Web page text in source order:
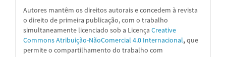
Autores mantêm os direitos autorais e concedem à revista
o direito de primeira publicação, com o trabalho
simultaneamente licenciado sob a Licença Creative
Commons Atribuição-NãoComercial 4.0 Internacional,que
permite o compartilhamento do trabalho com